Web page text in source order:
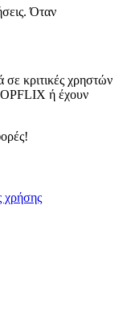
σε πληροφορίες
σχετικά με
του κοινού
χρήση της
Όταν
σε κριτικές χρηστών
ή έχουν
χρήσης